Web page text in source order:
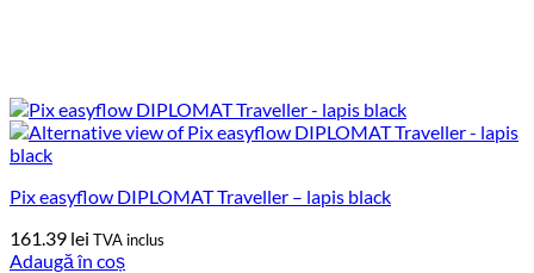
Pix easyflow DIPLOMAT Traveller – lapis black
161.39 lei TVA inclus
Adaugă în coș